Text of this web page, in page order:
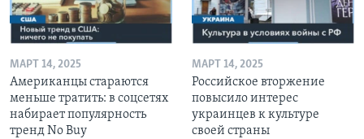
МАРТ 14, 2025
Американцы стараются
меньше тратить: в соцсетях
набирает популярность
тренд No Buy
МАРТ 14, 2025
Российское вторжение
повысило интерес
украинцев к культуре
своей страны